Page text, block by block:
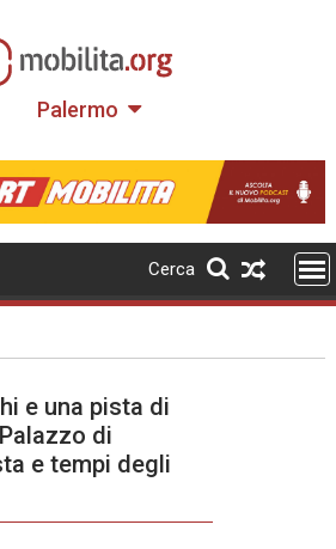
Palermo
Cerca
e una pista di
di
e tempi degli